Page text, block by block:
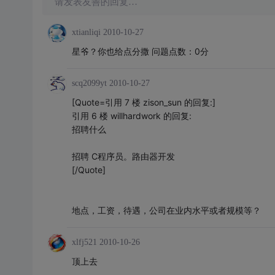
xtianliqi 2010-10-27
星爷？你也给点分撒 问题点数：0分
scq2099yt 2010-10-27
[Quote=引用 7 楼 zison_sun 的回复:]
引用 6 楼 willhardwork 的回复:
招聘什么
招聘 C程序员。路由器开发
[/Quote]
地点，工资，待遇，公司在业内水平或者规模等？
xlfj521 2010-10-26
顶上去